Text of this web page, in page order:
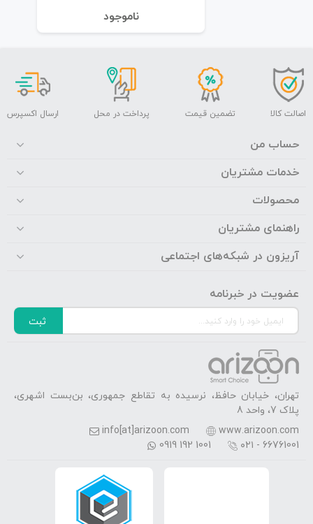
نا‌موجود
اصالت کالا تضمین قیمت پرداخت در محل ارسال اکسپرس
حساب من
خدمات مشتریان
محصولات
راهنمای مشتریان
آریزون در شبکه‌های اجتماعی
عضویت در خبرنامه
ثبت
تهران، خیابان حافظ، نرسیده به تقاطع جمهوری، بن‌بست اشهری،
پلاک 7، واحد 8
www.arizoon.com
info[at]arizoon.com
۰۲۱ - 66761001
0919 192 1001